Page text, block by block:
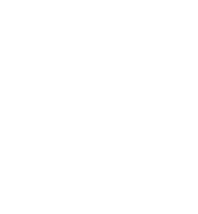
наполнителя